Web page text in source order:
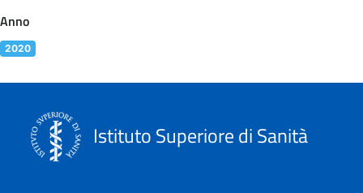
Anno
2020
Istituto Superiore di Sanità